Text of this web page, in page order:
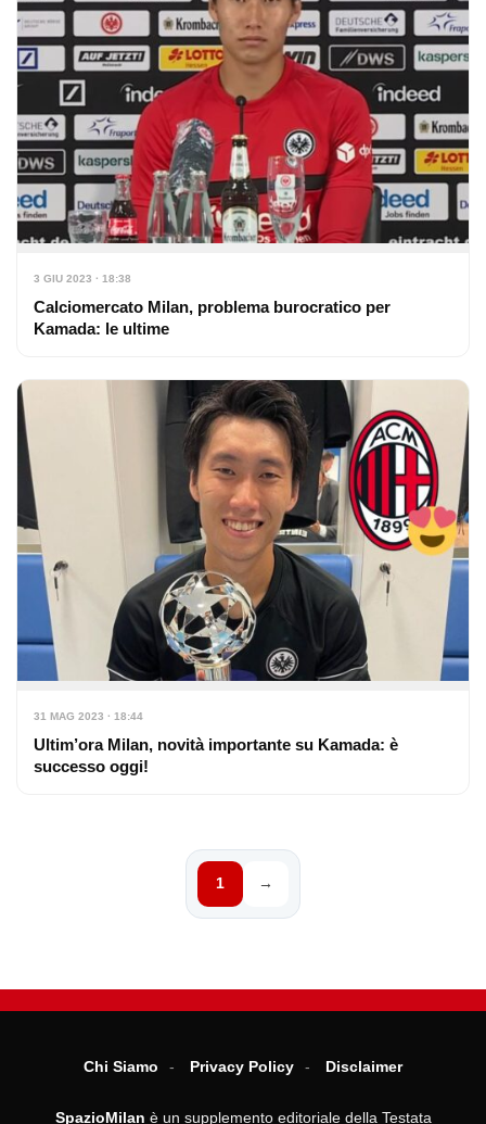
3 GIU 2023 · 18:38
Calciomercato Milan, problema burocratico per
Kamada: le ultime
31 MAG 2023 · 18:44
Ultim’ora Milan, novità importante su Kamada: è
successo oggi!
1 →
Chi Siamo Privacy Policy Disclaimer
SpazioMilan è un supplemento editoriale della Testata